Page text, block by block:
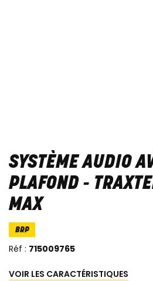
SYSTÈME AUDIO
PLAFOND -
MAX
BRP
Réf : 715009765
VOIR LES CARACTÉRISTIQUES